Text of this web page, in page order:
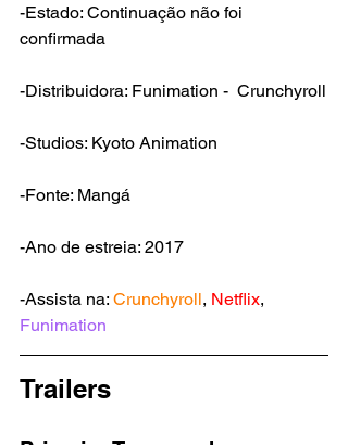
-Estado: Continuação não foi
confirmada
-Distribuidora: Funimation -  Crunchyroll
-Studios: Kyoto Animation
-Fonte: Mangá
-Ano de estreia: 2017
-Assista na: Crunchyroll, Netflix,
Funimation
Trailers